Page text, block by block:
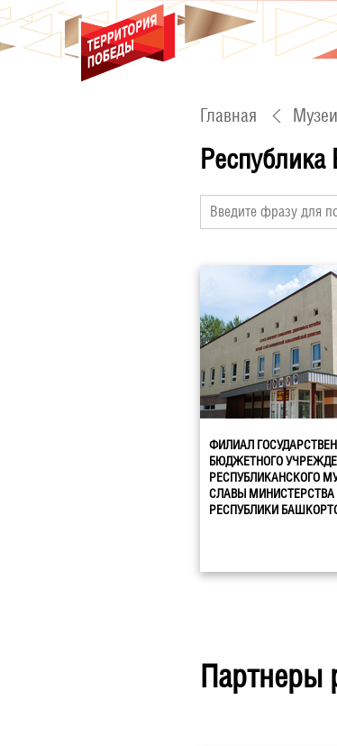
Главная
Республика
ФИЛИАЛ
БЮДЖЕТНОГО
РЕСПУБЛИКАНСКОГО
СЛАВЫ МИНИСТЕРСТВА
РЕСПУБЛИКИ
Партнеры